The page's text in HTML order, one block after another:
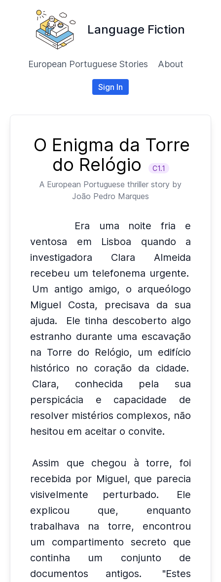
Language Fiction
European Portuguese Stories About
Sign In
O Enigma da Torre
do Relógio
C1.1
A European Portuguese thriller story by
João Pedro Marques
Era uma noite fria e
ventosa em Lisboa quando a
investigadora Clara Almeida
recebeu um telefonema urgente.
Um antigo amigo, o arqueólogo
Miguel Costa, precisava da sua
ajuda.
Ele tinha descoberto algo
estranho durante uma escavação
na Torre do Relógio, um edifício
histórico no coração da cidade.
Clara, conhecida pela sua
perspicácia e capacidade de
resolver mistérios complexos, não
hesitou em aceitar o convite.
Assim que chegou à torre, foi
recebida por Miguel, que parecia
visivelmente perturbado.
Ele
explicou que, enquanto
trabalhava na torre, encontrou
um compartimento secreto que
continha um conjunto de
documentos antigos.
"Estes